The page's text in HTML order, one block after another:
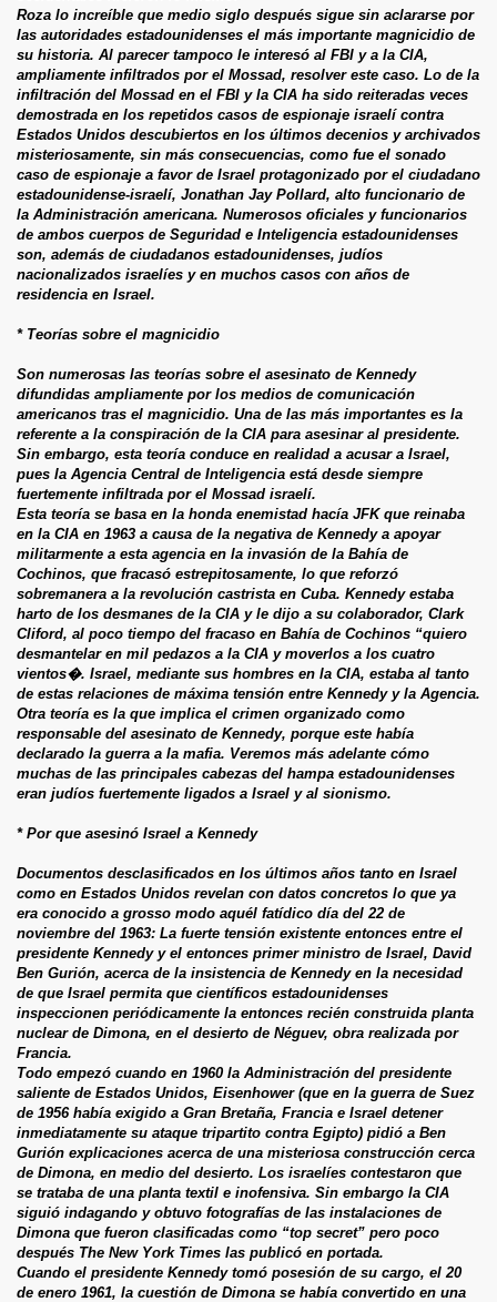
Roza lo increíble que medio siglo después sigue sin aclararse por
las autoridades estadounidenses el más importante magnicidio de
su historia. Al parecer tampoco le interesó al FBI y a la CIA,
ampliamente infiltrados por el Mossad, resolver este caso. Lo de la
infiltración del Mossad en el FBI y la CIA ha sido reiteradas veces
demostrada en los repetidos casos de espionaje israelí contra
Estados Unidos descubiertos en los últimos decenios y archivados
misteriosamente, sin más consecuencias, como fue el sonado
caso de espionaje a favor de Israel protagonizado por el ciudadano
estadounidense-israelí, Jonathan Jay Pollard, alto funcionario de
la Administración americana. Numerosos oficiales y funcionarios
de ambos cuerpos de Seguridad e Inteligencia estadounidenses
son, además de ciudadanos estadounidenses, judíos
nacionalizados israelíes y en muchos casos con años de
residencia en Israel.
* Teorías sobre el magnicidio
Son numerosas las teorías sobre el asesinato de Kennedy
difundidas ampliamente por los medios de comunicación
americanos tras el magnicidio. Una de las más importantes es la
referente a la conspiración de la CIA para asesinar al presidente.
Sin embargo, esta teoría conduce en realidad a acusar a Israel,
pues la Agencia Central de Inteligencia está desde siempre
fuertemente infiltrada por el Mossad israelí.
Esta teoría se basa en la honda enemistad hacía JFK que reinaba
en la CIA en 1963 a causa de la negativa de Kennedy a apoyar
militarmente a esta agencia en la invasión de la Bahía de
Cochinos, que fracasó estrepitosamente, lo que reforzó
sobremanera a la revolución castrista en Cuba. Kennedy estaba
harto de los desmanes de la CIA y le dijo a su colaborador, Clark
Cliford, al poco tiempo del fracaso en Bahía de Cochinos “quiero
desmantelar en mil pedazos a la CIA y moverlos a los cuatro
vientos�. Israel, mediante sus hombres en la CIA, estaba al tanto
de estas relaciones de máxima tensión entre Kennedy y la Agencia.
Otra teoría es la que implica el crimen organizado como
responsable del asesinato de Kennedy, porque este había
declarado la guerra a la mafia. Veremos más adelante cómo
muchas de las principales cabezas del hampa estadounidenses
eran judíos fuertemente ligados a Israel y al sionismo.
* Por que asesinó Israel a Kennedy
Documentos desclasificados en los últimos años tanto en Israel
como en Estados Unidos revelan con datos concretos lo que ya
era conocido a grosso modo aquél fatídico día del 22 de
noviembre del 1963: La fuerte tensión existente entonces entre el
presidente Kennedy y el entonces primer ministro de Israel, David
Ben Gurión, acerca de la insistencia de Kennedy en la necesidad
de que Israel permita que científicos estadounidenses
inspeccionen periódicamente la entonces recién construida planta
nuclear de Dimona, en el desierto de Néguev, obra realizada por
Francia.
Todo empezó cuando en 1960 la Administración del presidente
saliente de Estados Unidos, Eisenhower (que en la guerra de Suez
de 1956 había exigido a Gran Bretaña, Francia e Israel detener
inmediatamente su ataque tripartito contra Egipto) pidió a Ben
Gurión explicaciones acerca de una misteriosa construcción cerca
de Dimona, en medio del desierto. Los israelíes contestaron que
se trataba de una planta textil e inofensiva. Sin embargo la CIA
siguió indagando y obtuvo fotografías de las instalaciones de
Dimona que fueron clasificadas como “top secret” pero poco
después The New York Times las publicó en portada.
Cuando el presidente Kennedy tomó posesión de su cargo, el 20
de enero 1961, la cuestión de Dimona se había convertido en una